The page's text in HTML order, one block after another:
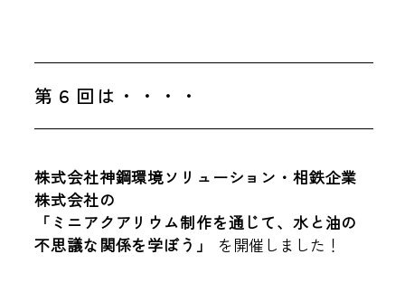
第６回は・・・・
株式会社神鋼環境ソリューション・相鉄企業
株式会社の
「ミニアクアリウム制作を通じて、水と油の
不思議な関係を学ぼう」 を開催しました！